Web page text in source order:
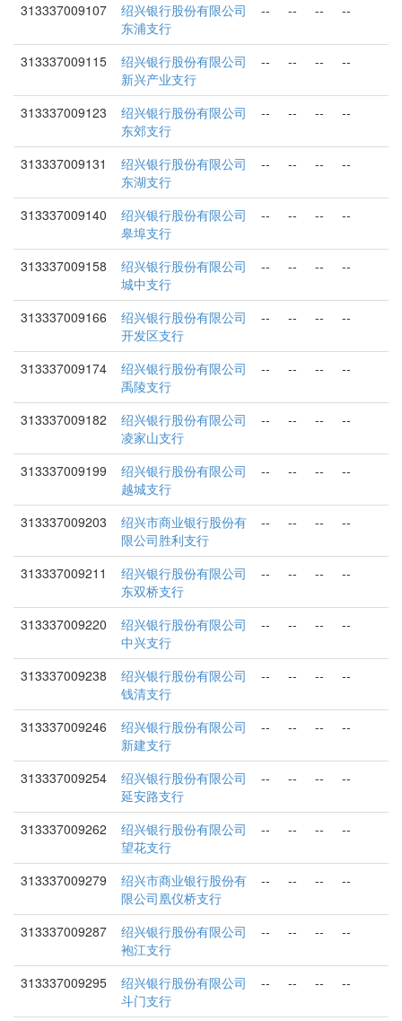
313337009107
绍兴银行股份有限公司
东浦支行
-- -- -- --
313337009115
绍兴银行股份有限公司
新兴产业支行
-- -- -- --
313337009123
绍兴银行股份有限公司
东郊支行
-- -- -- --
313337009131
绍兴银行股份有限公司
东湖支行
-- -- -- --
313337009140
绍兴银行股份有限公司
皋埠支行
-- -- -- --
313337009158
绍兴银行股份有限公司
城中支行
-- -- -- --
313337009166
绍兴银行股份有限公司
开发区支行
-- -- -- --
313337009174
绍兴银行股份有限公司
禹陵支行
-- -- -- --
313337009182
绍兴银行股份有限公司
凌家山支行
-- -- -- --
313337009199
绍兴银行股份有限公司
越城支行
-- -- -- --
313337009203
绍兴市商业银行股份有
限公司胜利支行
-- -- -- --
313337009211
绍兴银行股份有限公司
东双桥支行
-- -- -- --
313337009220
绍兴银行股份有限公司
中兴支行
-- -- -- --
313337009238
绍兴银行股份有限公司
钱清支行
-- -- -- --
313337009246
绍兴银行股份有限公司
新建支行
-- -- -- --
313337009254
绍兴银行股份有限公司
延安路支行
-- -- -- --
313337009262
绍兴银行股份有限公司
望花支行
-- -- -- --
313337009279
绍兴市商业银行股份有
限公司凰仪桥支行
-- -- -- --
313337009287
绍兴银行股份有限公司
袍江支行
-- -- -- --
313337009295
绍兴银行股份有限公司
斗门支行
-- -- -- --